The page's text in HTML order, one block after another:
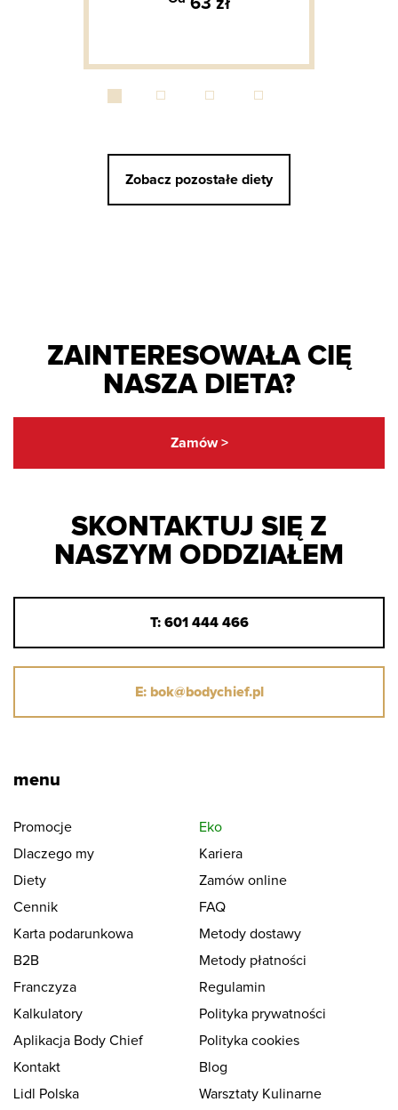
63 zł
Zobacz pozostałe diety
ZAINTERESOWAŁA CIĘ
NASZA DIETA?
Zamów >
SKONTAKTUJ SIĘ Z
NASZYM ODDZIAŁEM
T: 601 444 466
E: bok@bodychief.pl
menu
Promocje
Eko
Dlaczego my
Kariera
Diety
Zamów online
Cennik
FAQ
Karta podarunkowa
Metody dostawy
B2B
Metody płatności
Franczyza
Regulamin
Kalkulatory
Polityka prywatności
Aplikacja Body Chief
Polityka cookies
Kontakt
Blog
Lidl Polska
Warsztaty Kulinarne